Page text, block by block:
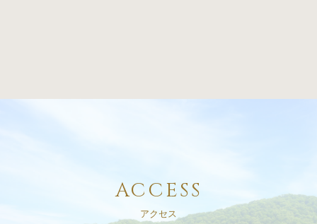
ACCESS
アクセス